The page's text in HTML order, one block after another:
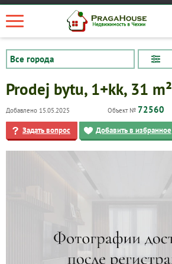
Prodej bytu, 1+kk, 31 m²
Добавлено 15.05.2025 Объект № 72560
Задать вопрос Добавить в избранное